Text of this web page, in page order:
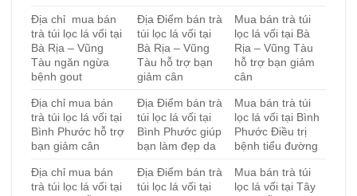
Địa chỉ mua bán
trà túi lọc lá vối tại
Bà Rịa – Vũng
Tàu ngăn ngừa
bệnh gout
Địa Điểm bán trà
túi lọc lá vối tại
Bà Rịa – Vũng
Tàu hỗ trợ bạn
giảm cân
Mua bán trà túi
lọc lá vối tại Bà
Rịa – Vũng Tàu
hỗ trợ bạn giảm
cân
Địa chỉ mua bán
trà túi lọc lá vối tại
Bình Phước hỗ trợ
bạn giảm cân
Địa Điểm bán trà
túi lọc lá vối tại
Bình Phước giúp
bạn làm đẹp da
Mua bán trà túi
lọc lá vối tại Bình
Phước Điều trị
bệnh tiểu đường
Địa chỉ mua bán
trà túi lọc lá vối tại
Địa Điểm bán trà
túi lọc lá vối tại
Mua bán trà túi
lọc lá vối tại Tây